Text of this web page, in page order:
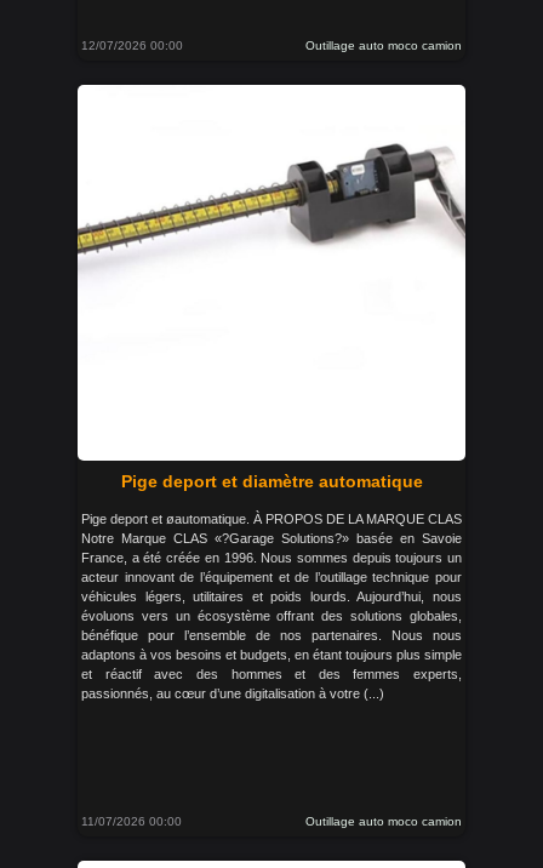
12/07/2026 00:00 Outillage auto moco camion
Pige deport et diamètre automatique
Pige deport et øautomatique. À PROPOS DE LA MARQUE CLAS
Notre Marque CLAS «?Garage Solutions?» basée en Savoie
France, a été créée en 1996. Nous sommes depuis toujours un
acteur innovant de l’équipement et de l’outillage technique pour
véhicules légers, utilitaires et poids lourds. Aujourd’hui, nous
évoluons vers un écosystème offrant des solutions globales,
bénéfique pour l’ensemble de nos partenaires. Nous nous
adaptons à vos besoins et budgets, en étant toujours plus simple
et réactif avec des hommes et des femmes experts,
passionnés, au cœur d’une digitalisation à votre (...)
11/07/2026 00:00 Outillage auto moco camion